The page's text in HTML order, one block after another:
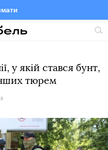
Twitter
у якій стався бунт,
тюрем